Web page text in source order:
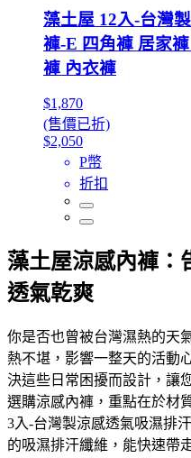
藻土屋 12入-台灣
褲-E 四角褲 居家
褲 內衣褲
$1,870
(售價已折)
$2,050
P幣
折扣
藻土屋涼感內褲：
透氣乾爽
你是否也曾被台灣濕熱的天
熱不堪，影響一整天的活動
決這些日常困擾而設計，讓
選購涼感內褲，重點在於材
3入-台灣製涼感透氣吸濕排
的吸濕排汗纖維，能快速帶